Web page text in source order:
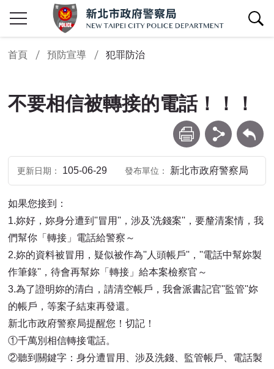
查詢區開關
首頁 預防宣導 犯罪防治
不要相信被轉接的電話！！！
列印 分享 回上一頁
更新日期 105-06-29 發布單位 新北市政府警察局
如果您接到：
1.妳好，妳身分遭到''冒用''，涉及'洗錢案''，要釐清案情，我
們幫你「轉接」電話給警察～
2.妳的資料被冒用，疑似被作為''人頭帳戶''，''電話中幫妳製
作筆錄''，待會再幫妳「轉接」給本案檢察官～
3.為了證明妳的清白，請清空帳戶，我會派書記官''監管''妳
的帳戶，等案子結束再發還。
新北市政府警察局提醒您！切記！
①千萬別相信轉接電話。
②聽到關鍵字：身分遭冒用、涉及洗錢、監管帳戶、電話製